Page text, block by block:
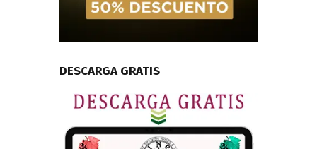
DESCARGA GRATIS